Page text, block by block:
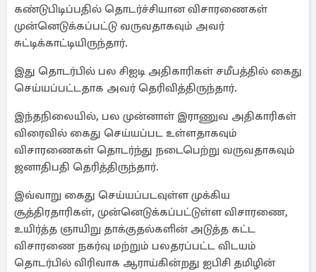
கண்டுபிடிப்பதில் தொடர்ச்சியான விசாரணைகள்
முன்னெடுக்கப்பட்டு வருவதாகவும் அவர்
சுட்டிக்காட்டியிருந்தார்.
இது தொடர்பில் பல சிஐடி அதிகாரிகள் சமீபத்தில் கைது
செய்யப்பட்டதாக அவர் தெரிவித்திருந்தார்.
இந்தநிலையில், பல முன்னாள் இராணுவ அதிகாரிகள்
விரைவில் கைது செய்யப்பட உள்ளதாகவும்
விசாரணைகள் தொடர்ந்து நடைபெற்று வருவதாகவும்
ஜனாதிபதி தெரித்திருந்தார்.
இவ்வாறு கைது செய்யப்படவுள்ள முக்கிய
சூத்திரதாரிகள், முன்னெடுக்கப்பட்டுள்ள விசாரணை,
உயிர்த்த ஞாயிறு தாக்குதல்களின் அடுத்த கட்ட
விசாரணை நகர்வு மற்றும் பலதரப்பட்ட விடயம்
தொடர்பில் விரிவாக ஆராய்கின்றது ஐபிசி தமிழின்